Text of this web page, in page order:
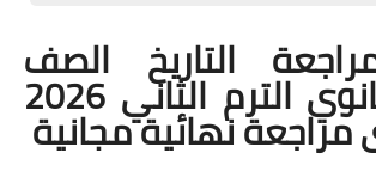
روايات
صحة
التاريخ الصف
الثاني الثانوي الترم الثاني 2026